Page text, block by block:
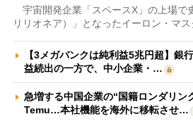
宇宙開発企業「スペースX」の上場で
リリオネア）」となったイーロン・マス
【3メガバンクは純利益5兆円超】銀
益続出の一方で、中小企業・…
急増する中国企業の“国籍ロンダリ
Temu…本社機能を海外に移転させ…